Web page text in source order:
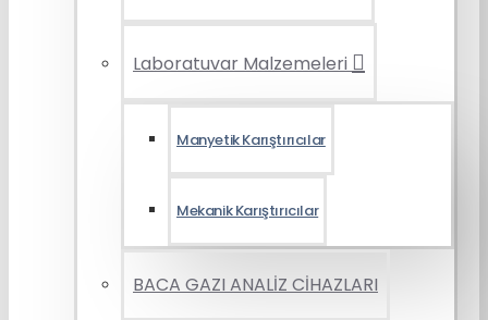
Laboratuvar Malzemeleri
Manyetik Karıştırıcılar
Mekanik Karıştırıcılar
BACA GAZI ANALİZ CİHAZLARI